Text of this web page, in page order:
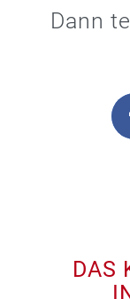
Dann
DAS